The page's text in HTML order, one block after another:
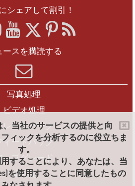
、当社のサービスの提供と向
ィックを分析するのに役立ちま
す。
することにより、あなたは、当
を使用することに同意したもの
シェアして割引！
ースを購読する
写真処理
ビデオ処理
レームパック
ィードバック
ップグレード
連絡先